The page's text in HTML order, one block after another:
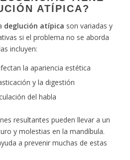
ATÍPICA?
deglución atípica son variadas y
si el problema no se aborda
incluyen:
la apariencia estética
y la digestión
del habla
resultantes pueden llevar a un
y molestias en la mandíbula.
a prevenir muchas de estas